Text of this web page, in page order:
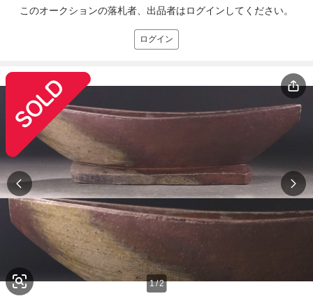
このオークションの落札者、出品者はログインしてください。
ログイン
1/2